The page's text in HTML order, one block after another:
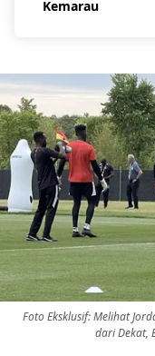
Kemarau
Foto Eksklusif: Melihat
dari Dekat,